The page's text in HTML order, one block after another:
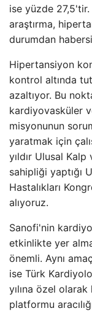
ise yüzde 27,5'tir.
araştırma,
durumdan
Hipertansiyon
kontrol altında
azaltıyor. Bu
kardiyovasküler
misyonunun
yaratmak için
yıldır Ulusal
sahipliği yaptığı
Hastalıkları
alıyoruz.
Sanofi'nin
etkinlikte yer
önemli. Aynı
ise Türk
yılına özel
platformu